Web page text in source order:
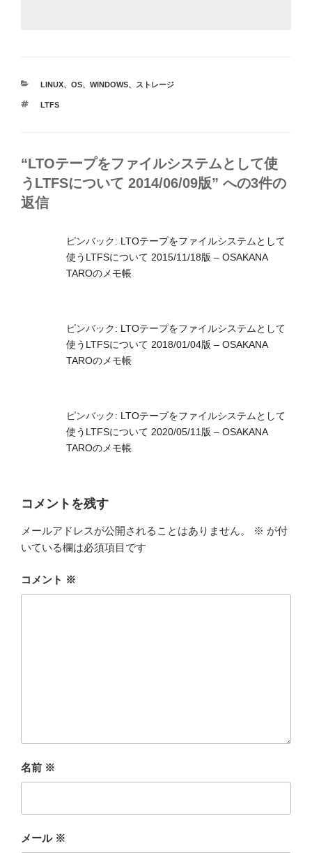
カ
ゴ
LINUX、 OS、 WINDOWS、 ストレージ
タ
LTFS
“LTOテープをファイルシステムとして使
うLTFSについて 2014/06/09版” への3件の
返信
ピンバック: LTOテープをファイルシステムとして
使うLTFSについて 2015/11/18版 – OSAKANA
TAROのメモ帳
ピンバック: LTOテープをファイルシステムとして
使うLTFSについて 2018/01/04版 – OSAKANA
TAROのメモ帳
ピンバック: LTOテープをファイルシステムとして
使うLTFSについて 2020/05/11版 – OSAKANA
TAROのメモ帳
コメントを残す
メールアドレスが公開されることはありません。 ※ が付
いている欄は必須項目です
コメント ※
名前 ※
メール ※